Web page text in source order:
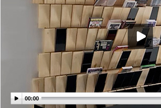
00:00